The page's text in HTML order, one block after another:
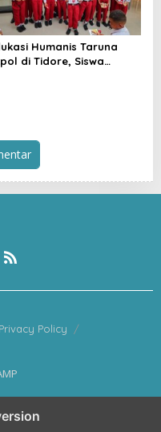
Humanis Taruna
di Tidore, Siswa
Privacy Policy